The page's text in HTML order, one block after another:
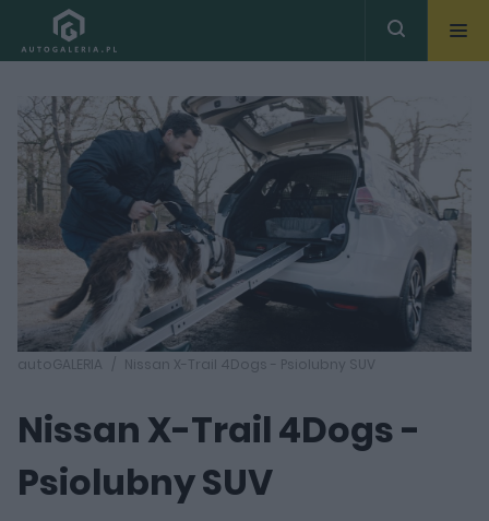
autoGALERIA Nissan X-Trail 4Dogs - Psiolubny SUV
Nissan X-Trail 4Dogs -
Psiolubny SUV